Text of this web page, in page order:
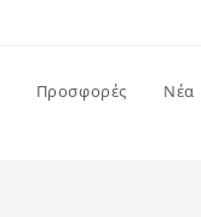
Προσφορές Νέα